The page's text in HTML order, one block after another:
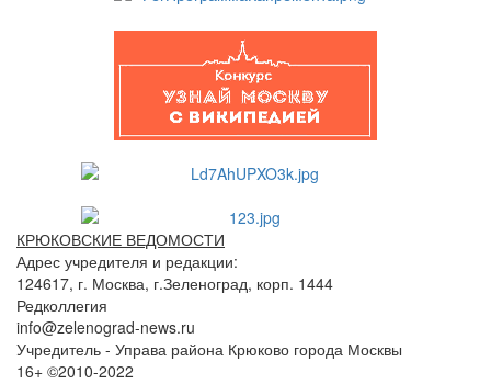
КРЮКОВСКИЕ ВЕДОМОСТИ
Адрес учредителя и редакции:
124617, г. Москва, г.Зеленоград, корп. 1444
Редколлегия
info@zelenograd-news.ru
Учредитель - Управа района Крюково города Москвы
16+ ©2010-2022